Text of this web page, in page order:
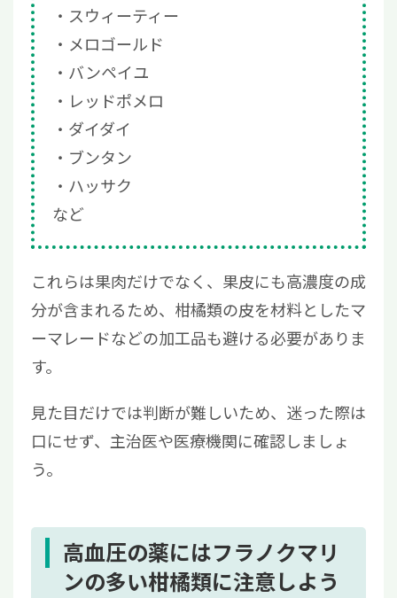
スウィーティー
メロゴールド
バンペイユ
レッドポメロ
ダイダイ
ブンタン
ハッサク
など
これらは果肉だけでなく、果皮にも高濃度の成
分が含まれるため、柑橘類の皮を材料としたマ
ーマレードなどの加工品も避ける必要がありま
す。
見た目だけでは判断が難しいため、迷った際は
口にせず、主治医や医療機関に確認しましょ
う。
高血圧の薬にはフラノクマリ
ンの多い柑橘類に注意しよう